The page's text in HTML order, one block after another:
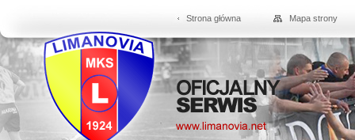
Strona główna Mapa strony